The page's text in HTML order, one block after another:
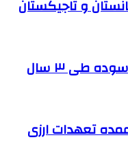
و تاجیکستان
تعهدات ارزی